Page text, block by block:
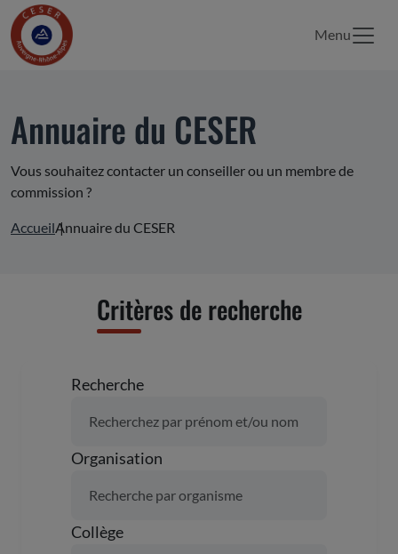
Menu
Annuaire du CESER
Vous souhaitez contacter un conseiller ou un membre de
commission ?
AccueilAnnuaire du CESER
Critères de recherche
Recherche
Organisation
Collège